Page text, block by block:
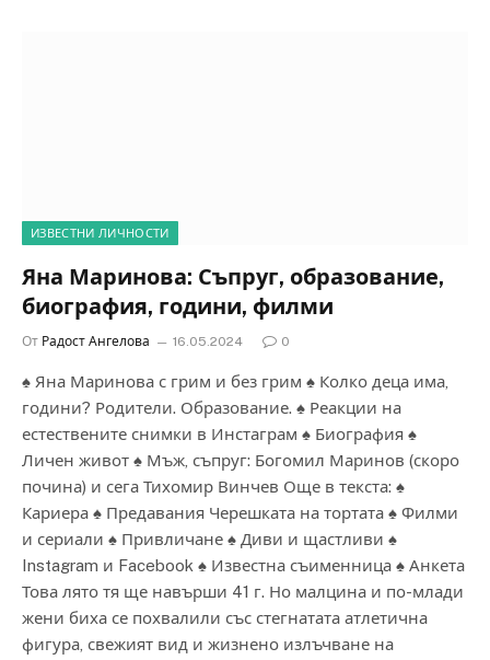
ИЗВЕСТНИ ЛИЧНОСТИ
Яна Маринова: Съпруг, образование,
биография, години, филми
От Радост Ангелова 16.05.2024 0
♠ Яна Маринова с грим и без грим ♠ Колко деца има,
години? Родители. Образование. ♠ Реакции на
естествените снимки в Инстаграм ♠ Биография ♠
Личен живот ♠ Мъж, съпруг: Богомил Маринов (скоро
почина) и сега Тихомир Винчев Още в текста: ♠
Кариера ♠ Предавания Черешката на тортата ♠ Филми
и сериали ♠ Привличане ♠ Диви и щастливи ♠
Instagram и Facebook ♠ Известна съименница ♠ Анкета
Това лято тя ще навърши 41 г. Но малцина и по-млади
жени биха се похвалили със стегнатата атлетична
фигура, свежият вид и жизнено излъчване на